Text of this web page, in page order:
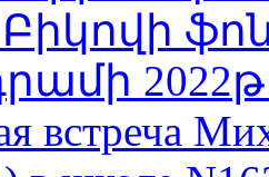
встреча